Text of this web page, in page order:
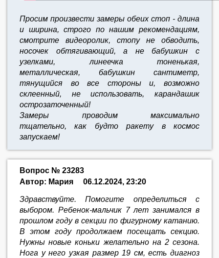
Просим произвести замеры обеих стоп - длина
и ширина, строго по нашим рекомендациям,
смотрите видеоролик, стопу не обводить,
носочек обтягивающий, а не бабушкин с
узелками, линеечка тоненькая,
металлическая, бабушкин сантиметр,
тянущийся во все стороны и, возможно
склеенный, не использовать, карандашик
острозаточенный!
Замеры проводим максимально
тщательно, как будто ракету в космос
запускаем!
Вопрос № 23283
Автор: Мария
06.12.2024, 23:20
Здравствуйте. Помогите определиться с
выбором. Ребенок-мальчик 7 лет занимался в
прошлом году в секции по фигурному катанию.
В этом году продолжаем посещать секцию.
Нужны новые коньки желательно на 2 сезона.
Нога у него узкая размер 19 см, есть диагноз